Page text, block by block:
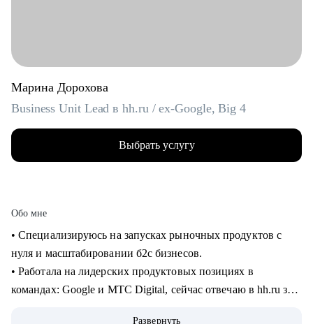
Марина Дорохова
Business Unit Lead в hh.ru / ex-Google, Big 4
Выбрать услугу
Обо мне
• Специализируюсь на запусках рыночных продуктов с
нуля и масштабировании б2с бизнесов.
• Работала на лидерских продуктовых позициях в
командах: Google и МТС Digital, сейчас отвечаю в hh.ru за
Развернуть